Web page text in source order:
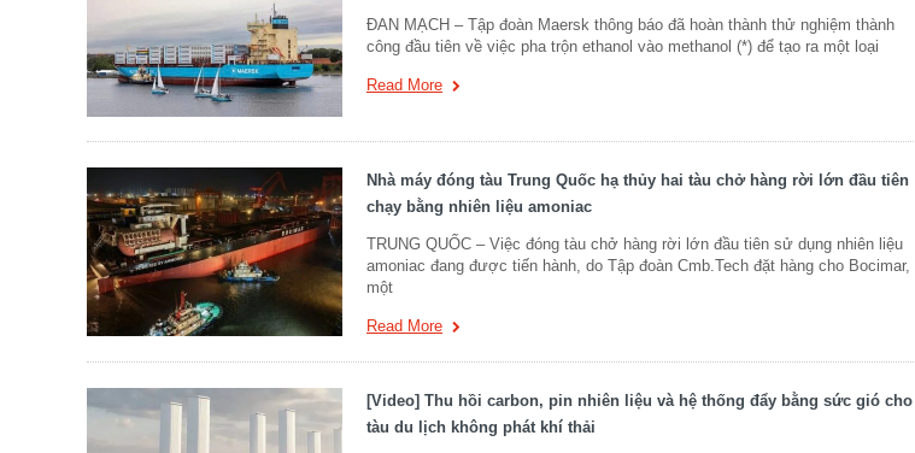
ĐAN MẠCH – Tập đoàn Maersk thông báo đã hoàn thành thử nghiệm thành
công đầu tiên về việc pha trộn ethanol vào methanol (*) để tạo ra một loại
Read More
Nhà máy đóng tàu Trung Quốc hạ thủy hai tàu chở hàng rời lớn đầu tiên
chạy bằng nhiên liệu amoniac
TRUNG QUỐC – Việc đóng tàu chở hàng rời lớn đầu tiên sử dụng nhiên liệu
amoniac đang được tiến hành, do Tập đoàn Cmb.Tech đặt hàng cho Bocimar,
một
Read More
[Video] Thu hồi carbon, pin nhiên liệu và hệ thống đẩy bằng sức gió cho
tàu du lịch không phát khí thải